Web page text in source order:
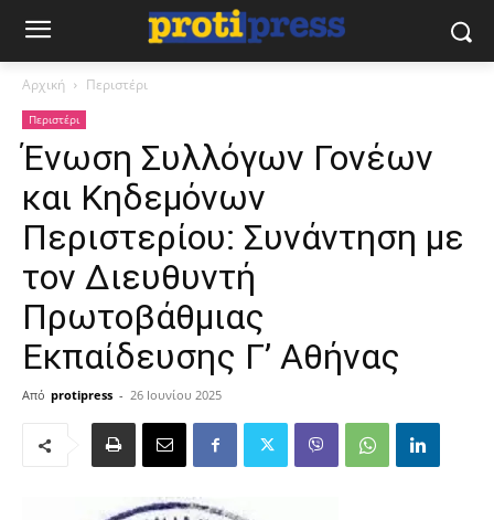
Αρχική Περιστέρι
Περιστέρι
Ένωση Συλλόγων Γονέων
και Κηδεμόνων
Περιστερίου: Συνάντηση με
τον Διευθυντή
Πρωτοβάθμιας
Εκπαίδευσης Γ’ Αθήνας
Από protipress - 26 Ιουνίου 2025